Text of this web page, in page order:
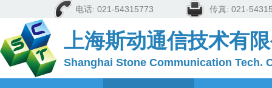
电话: 021-54315773 传真:
上海斯动通信技术有
Shanghai Stone Communication Tech.